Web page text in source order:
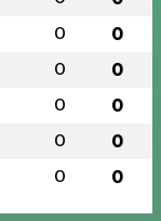
0 0
0 0
0 0
0 0
0 0